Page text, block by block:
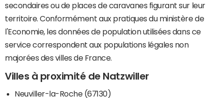
secondaires ou de places de caravanes figurant sur leur
territoire. Conformément aux pratiques du ministère de
l'Economie, les données de population utilisées dans ce
service correspondent aux populations légales non
majorées des villes de France.
Villes à proximité de Natzwiller
Neuviller-la-Roche (67130)